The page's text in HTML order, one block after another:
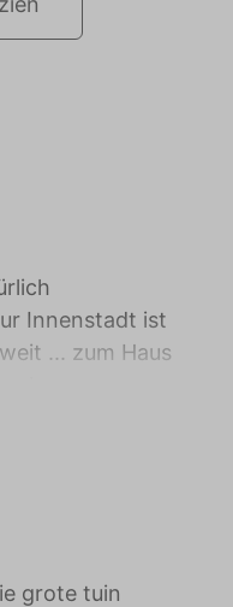
Innenstadt ist
... zum Haus
...
sehr schön
grote tuin